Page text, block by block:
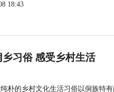
18:43
习俗 感受乡村生活
朴的乡村文化生活习俗以侗族特